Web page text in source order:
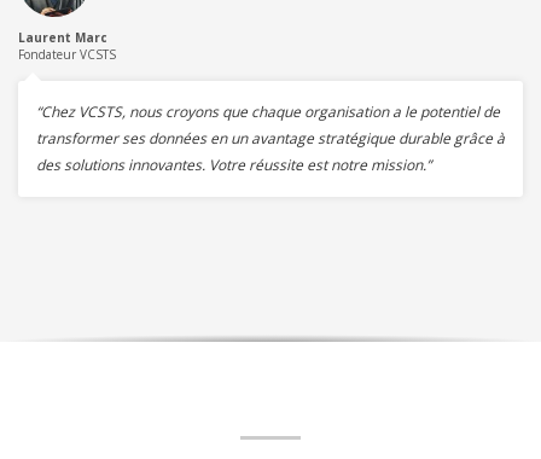
Laurent Marc
Fondateur VCSTS
“Chez VCSTS, nous croyons que chaque organisation a le potentiel de
transformer ses données en un avantage stratégique durable grâce à
des solutions innovantes. Votre réussite est notre mission.”